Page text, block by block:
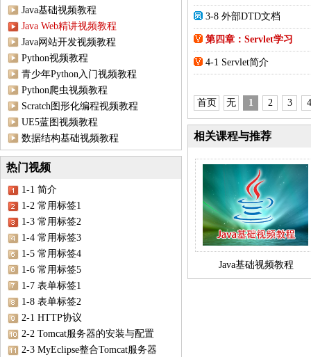
Java基础视频教程
Java Web精讲视频教程
Java网站开发视频教程
Python视频教程
青少年Python入门视频教程
Python爬虫视频教程
Scratch图形化编程视频教程
UE5蓝图视频教程
数据结构基础视频教程
热门视频
1-1 简介
1-2 常用标签1
1-3 常用标签2
1-4 常用标签3
1-5 常用标签4
1-6 常用标签5
1-7 表单标签1
1-8 表单标签2
2-1 HTTP协议
2-2 Tomcat服务器的安装与配置
2-3 MyEclipse整合Tomcat服务器
3-8 外部DTD文档
第四章：Servlet学习
4-1 Servlet简介
首页 无 1 2 3 4
相关课程与推荐
Java基础视频教程